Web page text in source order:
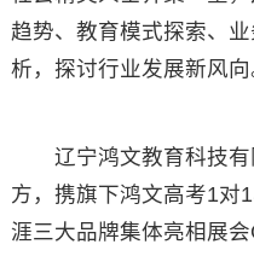
趋势、教育模式探索、
析，探讨行业发展新风向
辽宁鸿文教育科技有
方，携旗下鸿文高考1对
涯三大品牌集体亮相展